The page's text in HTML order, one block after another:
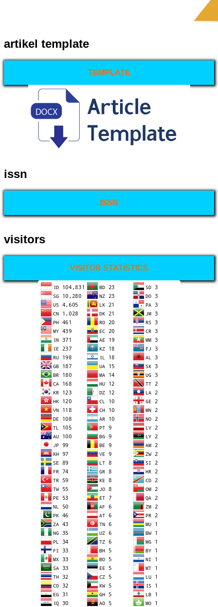
artikel template
TEMPLATE
issn
ISSN
visitors
VISITOR STATISTICS